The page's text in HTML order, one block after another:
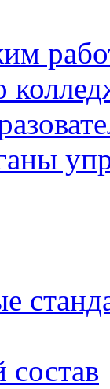
состав